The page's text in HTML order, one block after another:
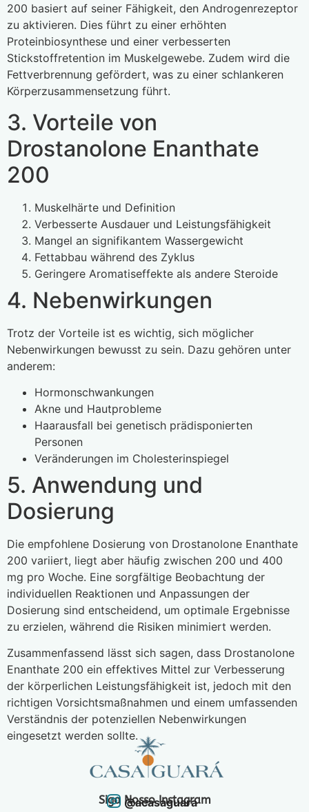
200 basiert auf seiner Fähigkeit, den Androgenrezeptor
zu aktivieren. Dies führt zu einer erhöhten
Proteinbiosynthese und einer verbesserten
Stickstoffretention im Muskelgewebe. Zudem wird die
Fettverbrennung gefördert, was zu einer schlankeren
Körperzusammensetzung führt.
3. Vorteile von
Drostanolone Enanthate
200
Muskelhärte und Definition
Verbesserte Ausdauer und Leistungsfähigkeit
Mangel an signifikantem Wassergewicht
Fettabbau während des Zyklus
Geringere Aromatiseffekte als andere Steroide
4. Nebenwirkungen
Trotz der Vorteile ist es wichtig, sich möglicher
Nebenwirkungen bewusst zu sein. Dazu gehören unter
anderem:
Hormonschwankungen
Akne und Hautprobleme
Haarausfall bei genetisch prädisponierten
Personen
Veränderungen im Cholesterinspiegel
5. Anwendung und
Dosierung
Die empfohlene Dosierung von Drostanolone Enanthate
200 variiert, liegt aber häufig zwischen 200 und 400
mg pro Woche. Eine sorgfältige Beobachtung der
individuellen Reaktionen und Anpassungen der
Dosierung sind entscheidend, um optimale Ergebnisse
zu erzielen, während die Risiken minimiert werden.
Zusammenfassend lässt sich sagen, dass Drostanolone
Enanthate 200 ein effektives Mittel zur Verbesserung
der körperlichen Leistungsfähigkeit ist, jedoch mit den
richtigen Vorsichtsmaßnahmen und einem umfassenden
Verständnis der potenziellen Nebenwirkungen
eingesetzt werden sollte.
Siga Nosso Instagram
@acasaguara